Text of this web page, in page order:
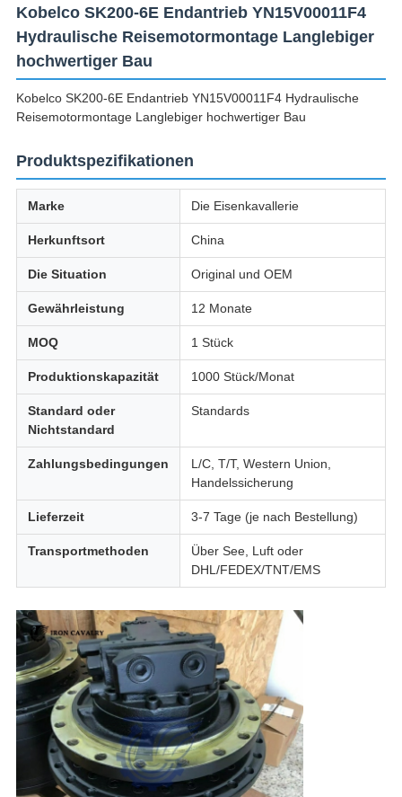
Kobelco SK200-6E Endantrieb YN15V00011F4
Hydraulische Reisemotormontage Langlebiger
hochwertiger Bau
Kobelco SK200-6E Endantrieb YN15V00011F4 Hydraulische
Reisemotormontage Langlebiger hochwertiger Bau
Produktspezifikationen
Marke Die Eisenkavallerie
Herkunftsort China
Die Situation Original und OEM
Gewährleistung 12 Monate
MOQ 1 Stück
Produktionskapazität 1000 Stück/Monat
Standard oder
Nichtstandard
Standards
Zahlungsbedingungen
L/C, T/T, Western Union,
Handelssicherung
Lieferzeit 3-7 Tage (je nach Bestellung)
Transportmethoden
Über See, Luft oder
DHL/FEDEX/TNT/EMS